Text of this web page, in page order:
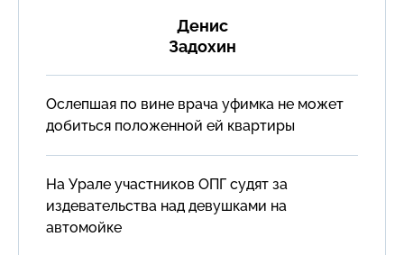
Денис
Задохин
Ослепшая по вине врача уфимка не может
добиться положенной ей квартиры
На Урале участников ОПГ судят за
издевательства над девушками на
автомойке